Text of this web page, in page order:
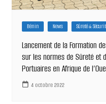
Bénin News Sûreté &
Lancement de la Formation
sur les normes de Sûreté et
Portuaires en Afrique de
4 octobre 2022